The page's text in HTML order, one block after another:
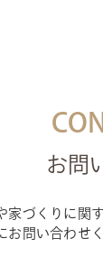
お問
家づくりに関
お問い合わせ